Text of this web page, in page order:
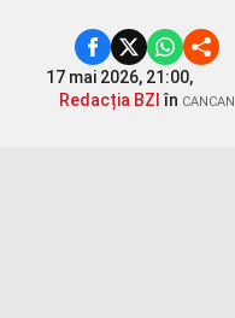
17 mai 2026, 21:00,
Redacția BZI în CANCAN